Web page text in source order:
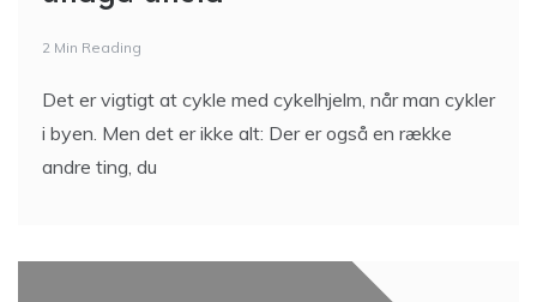
2 Min Reading
Det er vigtigt at cykle med cykelhjelm, når man cykler
i byen. Men det er ikke alt: Der er også en række
andre ting, du